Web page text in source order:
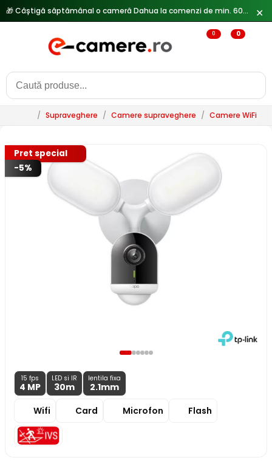
✕
0 0
/ Supraveghere / Camere supraveghere / Camere WiFi &
Pret special
-5%
15 fps
4 MP
LED si IR
30m
lentila fixa
2.1mm
Wifi
Card Microfon Flash